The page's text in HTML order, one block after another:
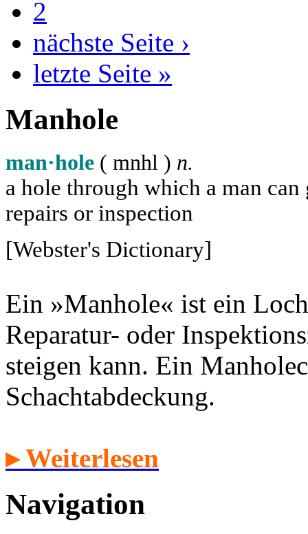
2
nächste Seite ›
letzte Seite »
Manhole
man·hole ( mnhl ) n.
a hole through which a man
repairs or inspection
[Webster's Dictionary]
Ein »Manhole« ist ein
Reparatur- oder
steigen kann. Ein
Schachtabdeckung.
▸ Weiterlesen
Navigation